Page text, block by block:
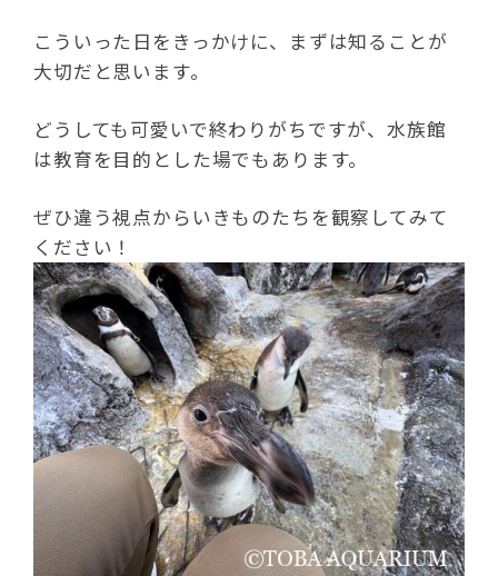
こういった日をきっかけに、まずは知ることが
大切だと思います。
どうしても可愛いで終わりがちですが、水族館
は教育を目的とした場でもあります。
ぜひ違う視点からいきものたちを観察してみて
ください！